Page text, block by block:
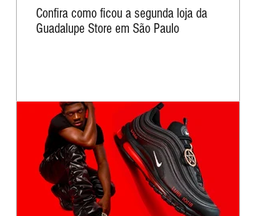
Confira como ficou a segunda loja da
Guadalupe Store em São Paulo